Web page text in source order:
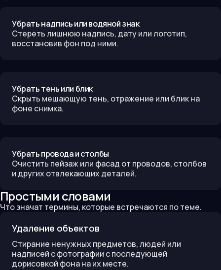
Убрать надпись или водяной знак
Стереть лишнюю надпись, дату или логотип,
восстановив фон под ними.
Убрать тень или блик
Скрыть мешающую тень, отражение или блик на
фоне снимка.
Убрать провода и столбы
Очистить пейзаж или фасад от проводов, столбов
и других отвлекающих деталей.
Простыми словами
Что значат термины, которые встречаются по теме.
Удаление объектов
Стирание ненужных предметов, людей или
надписей с фотографии с последующей
дорисовкой фона на их месте.